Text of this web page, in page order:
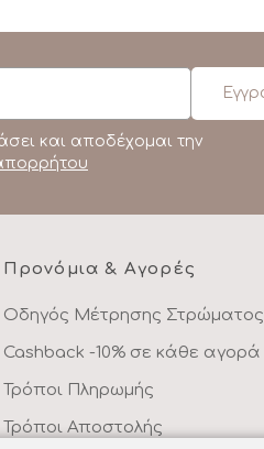
και αποδέχομαι την
Προνόμια & Αγορές
Οδηγός Μέτρησης Στρώματος
Cashback -10% σε κάθε αγορά
Τρόποι Πληρωμής
Τρόποι Αποστολής